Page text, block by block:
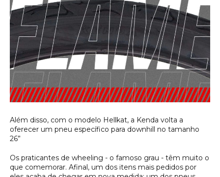
Além disso, com o modelo Hellkat, a Kenda volta a
oferecer um pneu específico para downhill no tamanho
26”
Os praticantes de wheeling - o famoso grau - têm muito o
que comemorar. Afinal, um dos itens mais pedidos por